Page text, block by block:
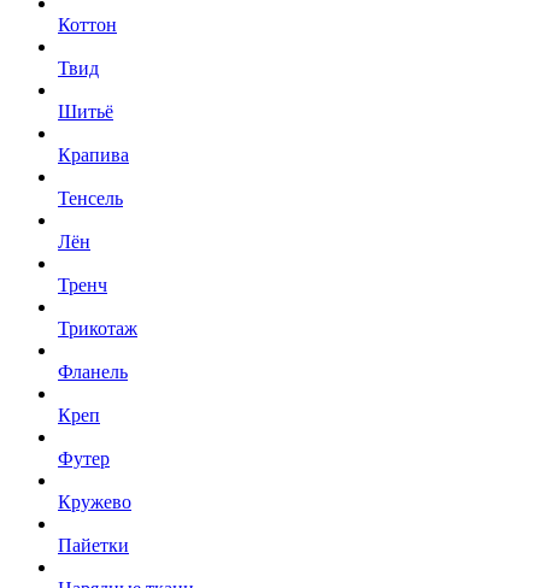
Коттон
Твид
Шитьё
Крапива
Тенсель
Лён
Тренч
Трикотаж
Фланель
Креп
Футер
Кружево
Пайетки